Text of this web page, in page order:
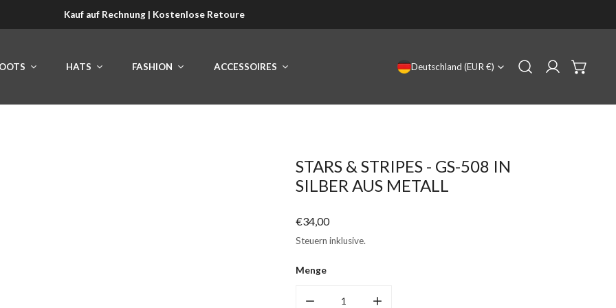
Kauf auf Rechnung | Kostenlose Retoure
HATS FASHION ACCESSOIRES LAND/REGION
Deutschland (EUR €)
Einloggen
STARS & STRIPES - GS-508 IN
SILBER AUS METALL
Regulärer
Preis
€34,00
Steuern inklusive.
Menge